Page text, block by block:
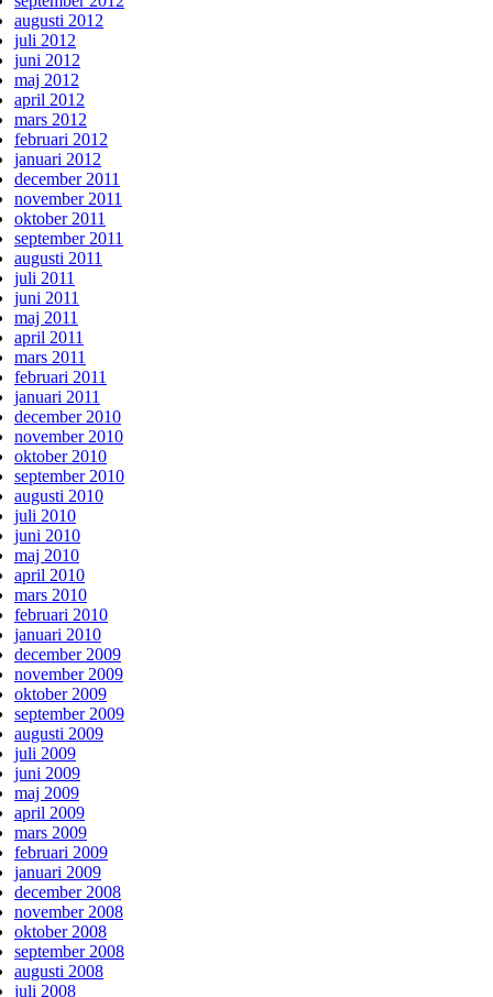
augusti 2012
juli 2012
juni 2012
maj 2012
april 2012
mars 2012
februari 2012
januari 2012
december 2011
november 2011
oktober 2011
september 2011
augusti 2011
juli 2011
juni 2011
maj 2011
april 2011
mars 2011
februari 2011
januari 2011
december 2010
november 2010
oktober 2010
september 2010
augusti 2010
juli 2010
juni 2010
maj 2010
april 2010
mars 2010
februari 2010
januari 2010
december 2009
november 2009
oktober 2009
september 2009
augusti 2009
juli 2009
juni 2009
maj 2009
april 2009
mars 2009
februari 2009
januari 2009
december 2008
november 2008
oktober 2008
september 2008
augusti 2008
juli 2008